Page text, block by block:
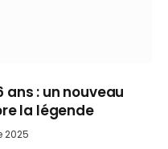
: un nouveau
la légende
2025